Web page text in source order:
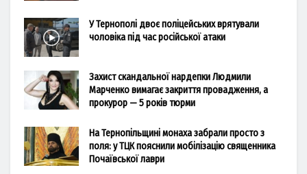
У Тернополі двоє поліцейських врятували
чоловіка під час російської атаки
Захист скандальної нардепки Людмили
Марченко вимагає закриття провадження, а
прокурор — 5 років тюрми
На Тернопільщині монаха забрали просто з
поля: у ТЦК пояснили мобілізацію священника
Почаївської лаври